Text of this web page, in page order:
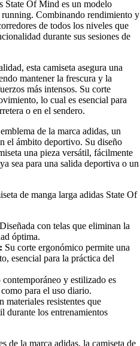
State Of Mind es un modelo
running. Combinando rendimiento y
de todos los niveles que
durante sus sesiones de
esta camiseta asegura una
mantener la frescura y la
más intensos. Su corte
lo cual es esencial para
o en el sendero.
de la marca adidas, un
el ámbito deportivo. Su diseño
una pieza versátil, fácilmente
sea para una salida deportiva o un
de manga larga adidas State Of
Diseñada con telas que eliminan la
óptima.
Su corte ergonómico permite una
esencial para la práctica del
y estilizado es
para el uso diario.
materiales resistentes que
durante los entrenamientos
de la marca adidas, la camiseta de